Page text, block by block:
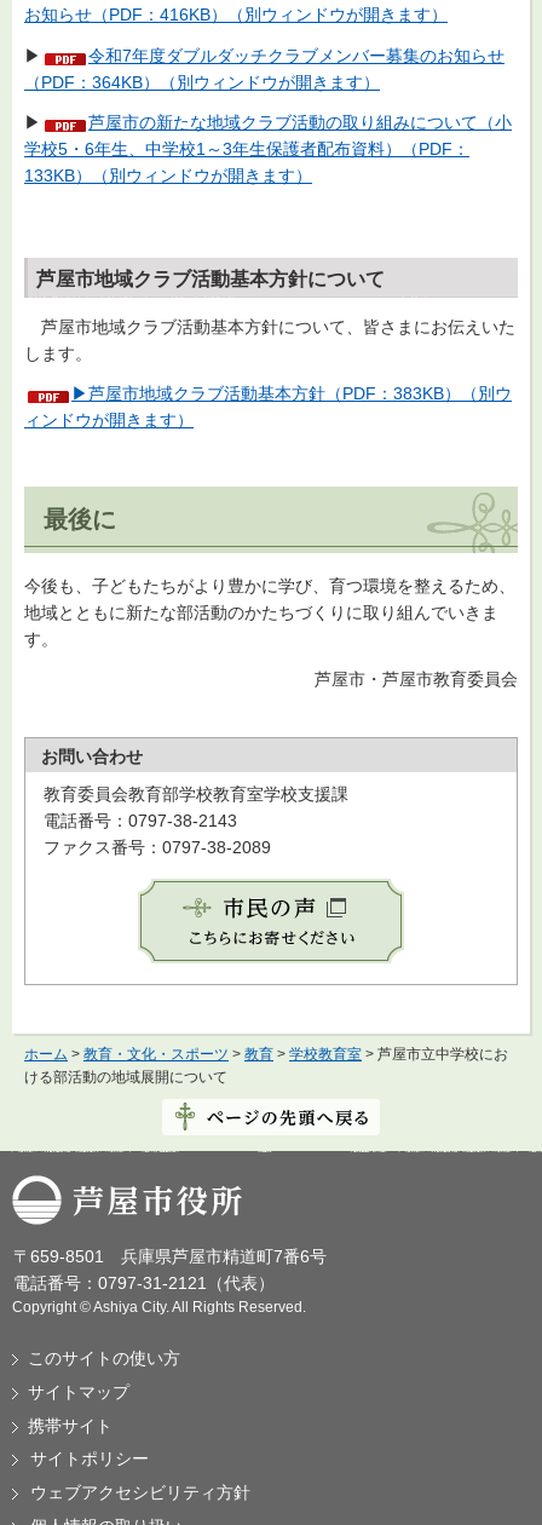
お知らせ（PDF：416KB）（別ウィンドウが開きます）
▶
令和7年度ダブルダッチクラブメンバー募集のお知らせ
（PDF：364KB）（別ウィンドウが開きます）
▶
芦屋市の新たな地域クラブ活動の取り組みについて（小
学校5・6年生、中学校1～3年生保護者配布資料）（PDF：
133KB）（別ウィンドウが開きます）
芦屋市地域クラブ活動基本方針について
芦屋市地域クラブ活動基本方針について、皆さまにお伝えいた
します。
▶芦屋市地域クラブ活動基本方針（PDF：383KB）（別ウ
ィンドウが開きます）
最後に
今後も、子どもたちがより豊かに学び、育つ環境を整えるため、
地域とともに新たな部活動のかたちづくりに取り組んでいきま
す。
芦屋市・芦屋市教育委員会
お問い合わせ
教育委員会教育部学校教育室学校支援課
電話番号：0797-38-2143
ファクス番号：0797-38-2089
ホーム > 教育・文化・スポーツ > 教育 > 学校教育室 > 芦屋市立中学校にお
ける部活動の地域展開について
芦屋市役所
〒659-8501 兵庫県芦屋市精道町7番6号
電話番号：0797-31-2121（代表）
Copyright © Ashiya City. All Rights Reserved.
このサイトの使い方
サイトマップ
携帯サイト
サイトポリシー
ウェブアクセシビリティ方針